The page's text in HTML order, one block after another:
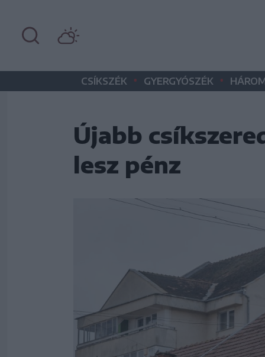
CSÍKSZÉK • GYERGYÓSZÉK •
Újabb
lesz pénz